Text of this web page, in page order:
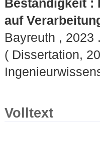
Beständigkeit :
auf
Bayreuth , 2023
( Dissertation,
Volltext